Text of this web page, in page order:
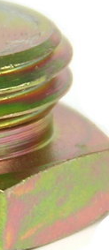
銅件車床加工
銷軸車床